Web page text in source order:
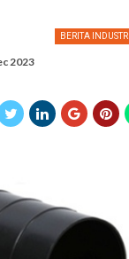
BERITA INDUSTRI
2023